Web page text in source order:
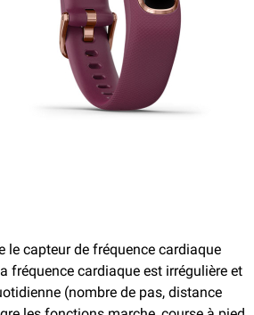
capteur de fréquence cardiaque
fréquence cardiaque est irrégulière et
(nombre de pas, distance